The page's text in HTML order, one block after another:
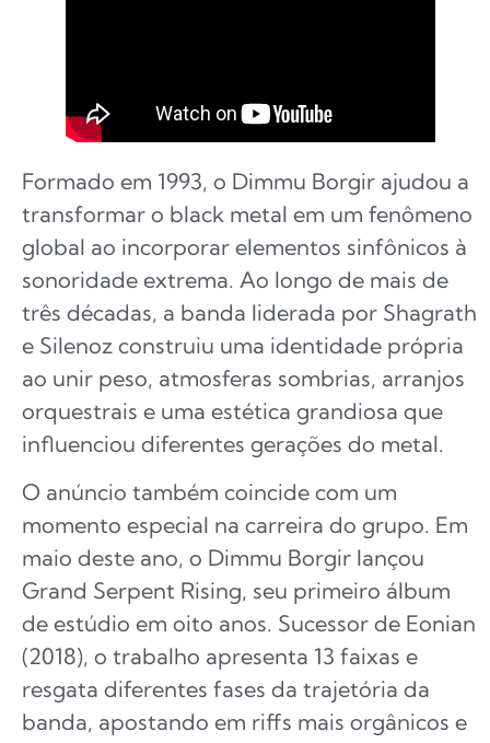
Formado em 1993, o Dimmu Borgir ajudou a
transformar o black metal em um fenômeno
global ao incorporar elementos sinfônicos à
sonoridade extrema. Ao longo de mais de
três décadas, a banda liderada por Shagrath
e Silenoz construiu uma identidade própria
ao unir peso, atmosferas sombrias, arranjos
orquestrais e uma estética grandiosa que
influenciou diferentes gerações do metal.
O anúncio também coincide com um
momento especial na carreira do grupo. Em
maio deste ano, o Dimmu Borgir lançou
Grand Serpent Rising, seu primeiro álbum
de estúdio em oito anos. Sucessor de Eonian
(2018), o trabalho apresenta 13 faixas e
resgata diferentes fases da trajetória da
banda, apostando em riffs mais orgânicos e